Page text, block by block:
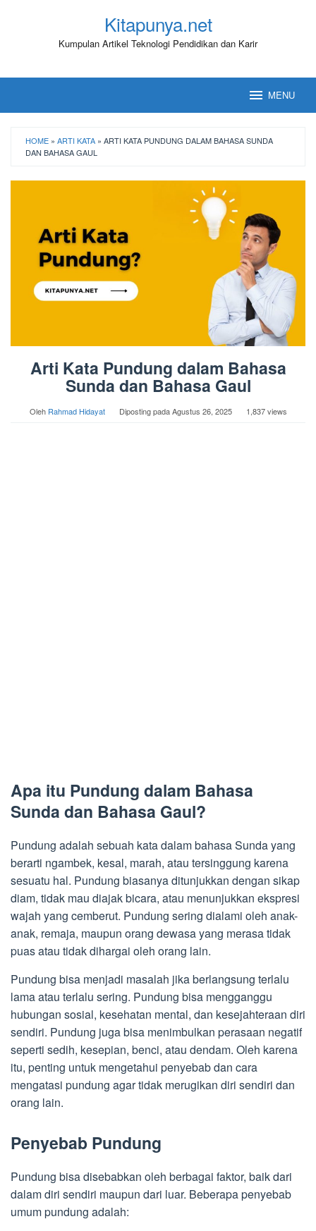
Kitapunya.net
Kumpulan Artikel Teknologi Pendidikan dan Karir
MENU
HOME » ARTI KATA » ARTI KATA PUNDUNG DALAM BAHASA SUNDA
DAN BAHASA GAUL
Arti Kata Pundung dalam Bahasa
Sunda dan Bahasa Gaul
Oleh Rahmad Hidayat Diposting padaAgustus 26, 2025 1,837 views
Apa itu Pundung dalam Bahasa
Sunda dan Bahasa Gaul?
Pundung adalah sebuah kata dalam bahasa Sunda yang
berarti ngambek, kesal, marah, atau tersinggung karena
sesuatu hal. Pundung biasanya ditunjukkan dengan sikap
diam, tidak mau diajak bicara, atau menunjukkan ekspresi
wajah yang cemberut. Pundung sering dialami oleh anak-
anak, remaja, maupun orang dewasa yang merasa tidak
puas atau tidak dihargai oleh orang lain.
Pundung bisa menjadi masalah jika berlangsung terlalu
lama atau terlalu sering. Pundung bisa mengganggu
hubungan sosial, kesehatan mental, dan kesejahteraan diri
sendiri. Pundung juga bisa menimbulkan perasaan negatif
seperti sedih, kesepian, benci, atau dendam. Oleh karena
itu, penting untuk mengetahui penyebab dan cara
mengatasi pundung agar tidak merugikan diri sendiri dan
orang lain.
Penyebab Pundung
Pundung bisa disebabkan oleh berbagai faktor, baik dari
dalam diri sendiri maupun dari luar. Beberapa penyebab
umum pundung adalah: